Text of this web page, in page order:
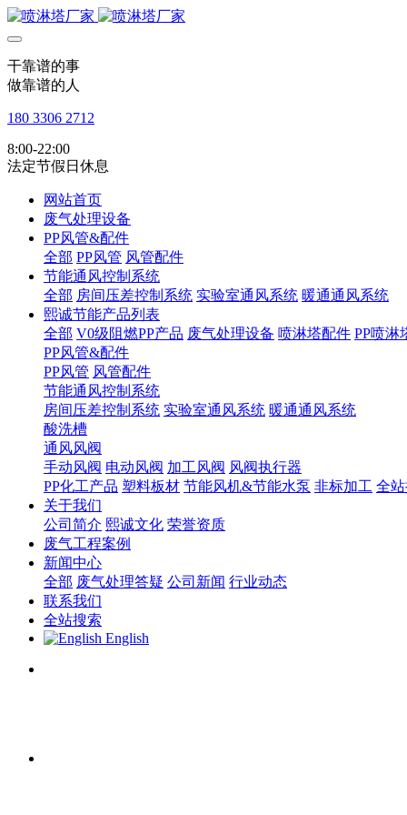
干靠谱的事
做靠谱的人
180 3306 2712
8:00-22:00
法定节假日休息
网站首页
废气处理设备
PP风管&配件
全部 PP风管 风管配件
节能通风控制系统
全部 房间压差控制系统 实验室通风系统 暖通通风系统
熙诚节能产品列表
全部 V0级阻燃PP产品 废气处理设备 喷淋塔配件 PP喷淋
PP风管&配件
PP风管 风管配件
节能通风控制系统
房间压差控制系统 实验室通风系统 暖通通风系统
酸洗槽
通风风阀
手动风阀 电动风阀 加工风阀 风阀执行器
PP化工产品 塑料板材 节能风机&节能水泵 非标加工 全
关于我们
公司简介 熙诚文化 荣誉资质
废气工程案例
新闻中心
全部 废气处理答疑 公司新闻 行业动态
联系我们
全站搜索
English